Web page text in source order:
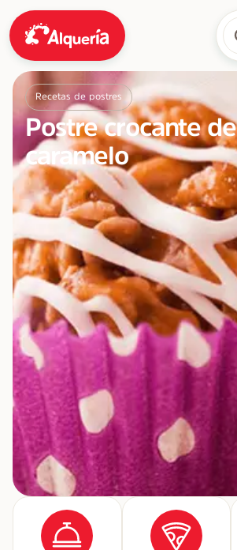
Recetas de postres
Postre crocante de
caramelo